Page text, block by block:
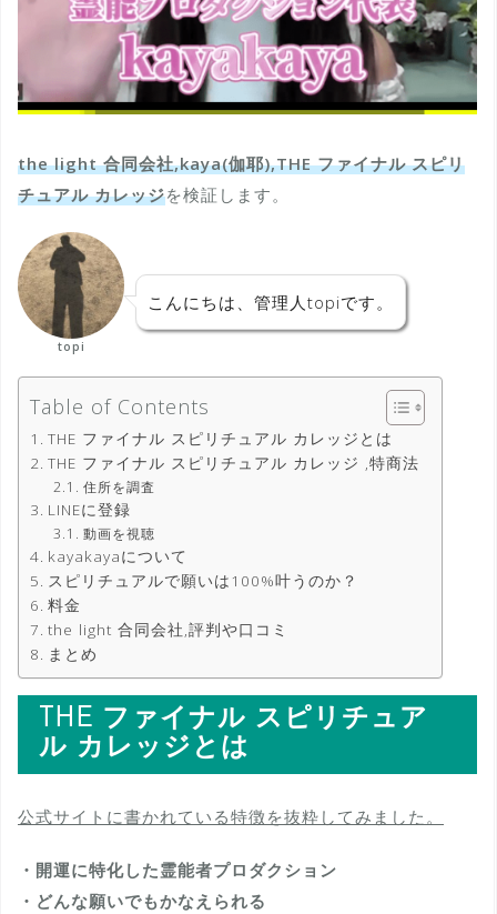
the light 合同会社,kaya(伽耶),THE ファイナル スピリ
チュアル カレッジを検証します。
topi
こんにちは、管理人topiです。
Table of Contents
THE ファイナル スピリチュアル カレッジとは
THE ファイナル スピリチュアル カレッジ ,特商法
住所を調査
LINEに登録
動画を視聴
kayakayaについて
スピリチュアルで願いは100%叶うのか？
料金
the light 合同会社,評判や口コミ
まとめ
THE ファイナル スピリチュア
ル カレッジとは
公式サイトに書かれている特徴を抜粋してみました。
・開運に特化した霊能者プロダクション
・どんな願いでもかなえられる